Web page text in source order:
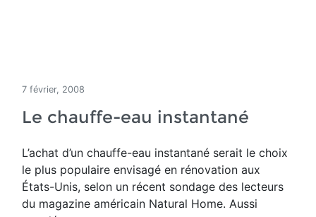
7 février, 2008
Le chauffe-eau instantané
L’achat d’un chauffe-eau instantané serait le choix
le plus populaire envisagé en rénovation aux
États-Unis, selon un récent sondage des lecteurs
du magazine américain Natural Home. Aussi